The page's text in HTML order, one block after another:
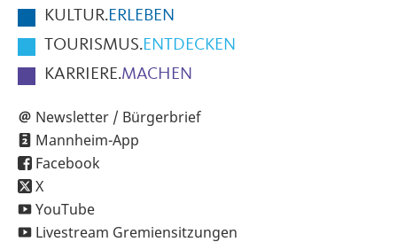
KULTUR.ERLEBEN
TOURISMUS.ENTDECKEN
KARRIERE.MACHEN
Newsletter / Bürgerbrief
Mannheim-App
Facebook
X
YouTube
Livestream Gremiensitzungen